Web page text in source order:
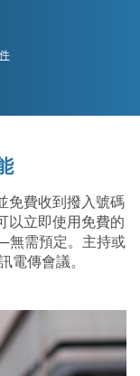
免費收到撥入號碼
以立即使用免費的
需預定。主持或
電傳會議。